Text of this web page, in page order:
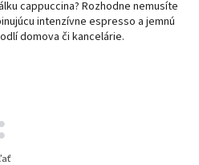
cappuccina? Rozhodne nemusíte
intenzívne espresso a jemnú
domova či kancelárie.